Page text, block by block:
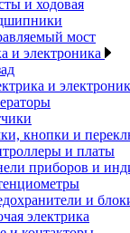
и ходовая
мост
и электроника
и
кнопки и
и платы
приборов и
и
электрика